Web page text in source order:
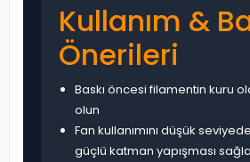
Kullanım &
Önerileri
Baskı öncesi filamentin kuru
olun
Fan kullanımını düşük
güçlü katman yapışması